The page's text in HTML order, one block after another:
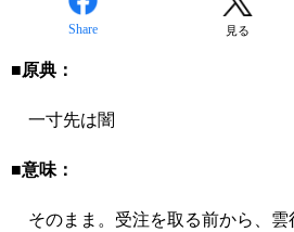
Share 見る
■原典：
一寸先は闇
■意味：
そのまま。受注を取る前から、雲